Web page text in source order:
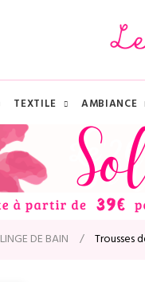
TEXTILE AMBIANCE
LINGE DE BAIN Trousses